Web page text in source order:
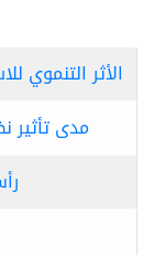
الأثر التنموي
مدى تأثير